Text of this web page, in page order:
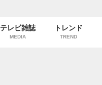
テレビ雑誌
MEDIA
トレンド
TREND